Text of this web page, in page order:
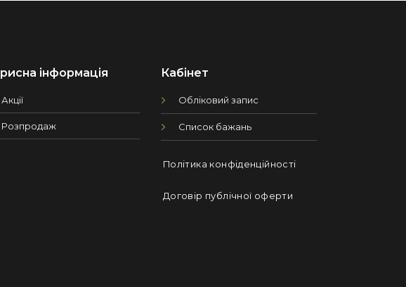
інформація
Акції
Розпродаж
Кабінет
Обліковий запис
Список бажань
Політика конфіденційності
Договір публічної оферти